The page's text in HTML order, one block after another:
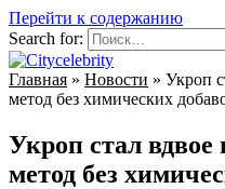
Перейти к содержанию
Search for:
Главная » Новости » Укроп
метод без химических
Укроп стал
метод без